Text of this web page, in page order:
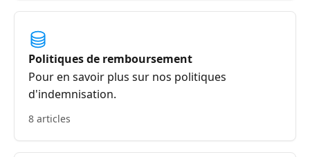
Politiques de remboursement
Pour en savoir plus sur nos politiques
d'indemnisation.
8 articles